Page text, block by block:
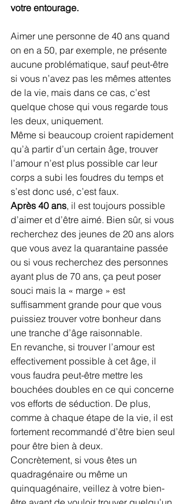
votre entourage.
Aimer une personne de 40 ans quand
on en a 50, par exemple, ne présente
aucune problématique, sauf peut-être
si vous n’avez pas les mêmes attentes
de la vie, mais dans ce cas, c’est
quelque chose qui vous regarde tous
les deux, uniquement.
Même si beaucoup croient rapidement
qu’à partir d’un certain âge, trouver
l’amour n’est plus possible car leur
corps a subi les foudres du temps et
s’est donc usé, c’est faux.
Après 40 ans, il est toujours possible
d’aimer et d’être aimé. Bien sûr, si vous
recherchez des jeunes de 20 ans alors
que vous avez la quarantaine passée
ou si vous recherchez des personnes
ayant plus de 70 ans, ça peut poser
souci mais la « marge » est
suffisamment grande pour que vous
puissiez trouver votre bonheur dans
une tranche d’âge raisonnable.
En revanche, si trouver l’amour est
effectivement possible à cet âge, il
vous faudra peut-être mettre les
bouchées doubles en ce qui concerne
vos efforts de séduction. De plus,
comme à chaque étape de la vie, il est
fortement recommandé d’être bien seul
pour être bien à deux.
Concrètement, si vous êtes un
quadragénaire ou même un
quinquagénaire, veillez à votre bien-